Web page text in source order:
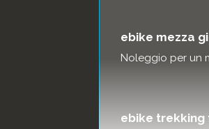
ebike mezza
Noleggio per un
ebike